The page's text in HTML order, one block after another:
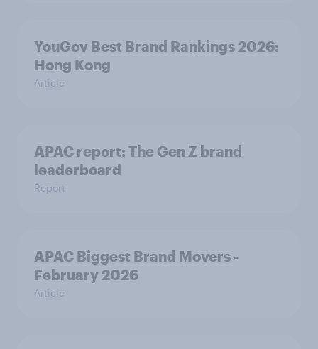
YouGov Best Brand Rankings 2026:
Hong Kong
Article
APAC report: The Gen Z brand
leaderboard
Report
APAC Biggest Brand Movers -
February 2026
Article